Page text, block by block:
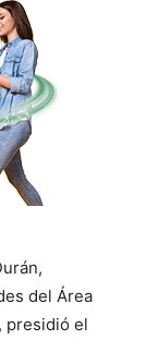
del Área
presidió el